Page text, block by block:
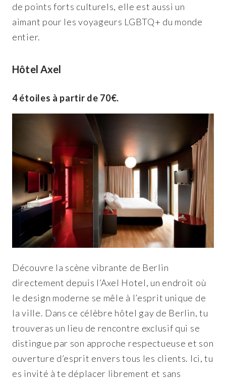
de points forts culturels, elle est aussi un
aimant pour les voyageurs LGBTQ+ du monde
entier.
Hôtel Axel
4 étoiles à partir de 70€.
Découvre la scène vibrante de Berlin
directement depuis l’Axel Hotel, un endroit où
le design moderne se mêle à l’esprit unique de
la ville. Dans ce célèbre hôtel gay de Berlin, tu
trouveras un lieu de rencontre exclusif qui se
distingue par son approche respectueuse et son
ouverture d’esprit envers tous les clients. Ici, tu
es invité à te déplacer librement et sans